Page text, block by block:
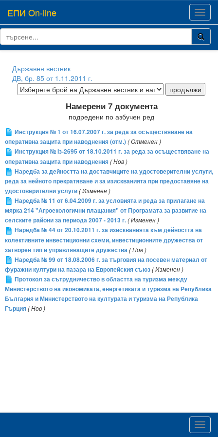
ЕПИ On-line
Държавен вестник
ДВ, бр. 85 от 1.11.2011 г.
Намерени 7 документа
подредени по азбучен ред
Инструкция № 1 от 16.07.2007 г. за реда за осъществяване на
оперативна защита при наводнения (отм.)( Отменен )
Инструкция № Iз-2695 от 18.10.2011 г. за реда за осъществяване на
оперативна защита при наводнения( Нов )
Наредба за дейността на доставчиците на удостоверителни услуги,
реда за нейното прекратяване и за изискванията при предоставяне на
удостоверителни услуги( Изменен )
Наредба № 11 от 6.04.2009 г. за условията и реда за прилагане на
мярка 214 "Агроекологични плащания" от Програмата за развитие на
селските райони за периода 2007 - 2013 г.( Изменен )
Наредба № 44 от 20.10.2011 г. за изискванията към дейността на
колективните инвестиционни схеми, инвестиционните дружества от
затворен тип и управляващите дружества( Нов )
Наредба № 99 от 18.08.2006 г. за търговия на посевен материал от
фуражни култури на пазара на Европейския съюз( Изменен )
Протокол за сътрудничество в областта на туризма между
Министерството на икономиката, енергетиката и туризма на Република
България и Министерството на културата и туризма на Република
Гърция( Нов )